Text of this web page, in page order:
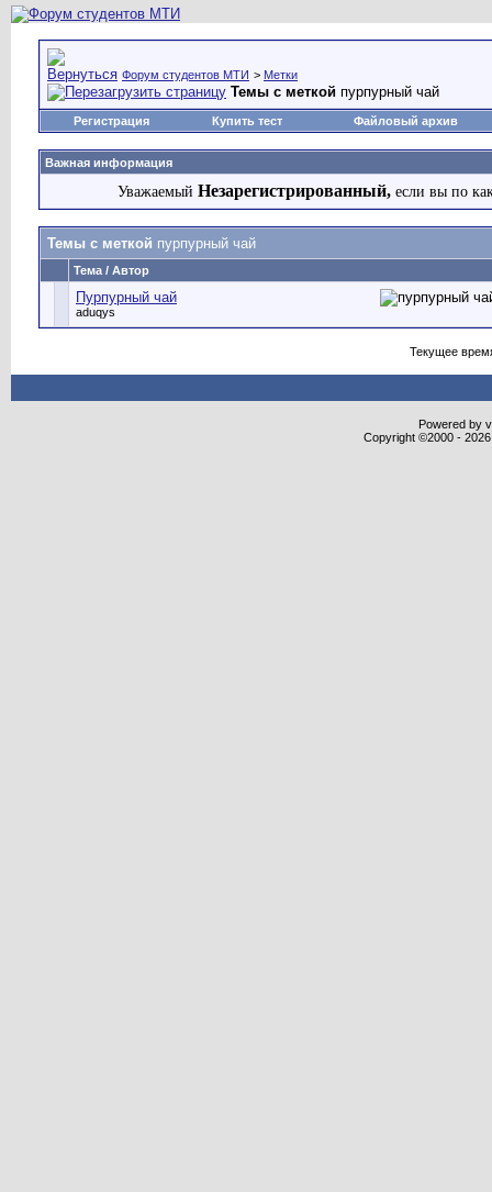
Форум студентов МТИ > Метки
Темы с меткой пурпурный чай
Регистрация Купить тест Файловый архив
Важная информация
Уважаемый Незарегистрированный, если вы по
Темы с меткой пурпурный чай
Тема / Автор
Пурпурный чай
aduqys
Текущее
Powered by
Copyright ©2000 -